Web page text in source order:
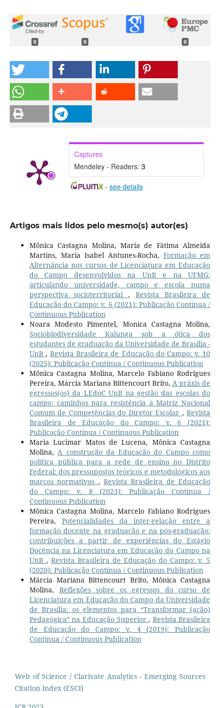
0 0 0
Captures
Mendeley - Readers: 3
- see details
Artigos mais lidos pelo mesmo(s) autor(es)
Mônica Castagna Molina, Maria de Fátima Almeida
Martins, Maria Isabel Antunes-Rocha,Formação em
Alternância nos cursos de Licenciatura em Educação
do Campo desenvolvidos na UnB e na UFMG:
articulando universidade, campo e escola numa
perspectiva socioterritorial ,Revista Brasileira de
Educação do Campo: v. 6 (2021): Publicação Contínua /
Continuous Publication
Noara Modesto Pimentel, Monica Castagna Molina,
Sociobiodiversidade Kalunga sob a ótica dos
estudantes de graduação da Universidade de Brasília -
UnB,Revista Brasileira de Educação do Campo: v. 10
(2025): Publicação Contínua / Continuous Publication
Mônica Castagna Molina, Marcelo Fabiano Rodrigues
Pereira, Márcia Mariana Bittencourt Brito,A práxis de
egressos(os) da LEdoC UnB na gestão das escolas do
campo: caminhos para resistência à Matriz Nacional
Comum de Competências do Diretor Escolar ,Revista
Brasileira de Educação do Campo: v. 6 (2021):
Publicação Contínua / Continuous Publication
Maria Lucimar Matos de Lucena, Mônica Castagna
Molina,A construção da Educação do Campo como
política pública para a rede de ensino no Distrito
Federal: dos pressupostos teóricos e metodológicos aos
marcos normativos , Revista Brasileira de Educação
do Campo: v. 8 (2023): Publicação Contínua /
Continuous Publication
Mônica Castagna Molina, Marcelo Fabiano Rodrigues
Pereira, Potencialidades da inter-relação entre a
formação docente na graduação e na pós-graduação:
contribuições a partir de experiências do Estágio
Docência na Licenciatura em Educação do Campo na
UnB , Revista Brasileira de Educação do Campo: v. 5
(2020): Publicação Contínua / Continuous Publication
Márcia Mariana Bittencourt Brito, Mônica Castagna
Molina, Reflexões sobre os egressos do curso de
Licenciatura em Educação do Campo da Universidade
de Brasília: os elementos para “Transformar (ação)
Pedagógica” na Educação Superior, Revista Brasileira
de Educação do Campo: v. 4 (2019): Publicação
Contínua / Continuous Publication
Web of Science / Clarivate Analytics - Emerging Sources
Citation Index (ESCI)